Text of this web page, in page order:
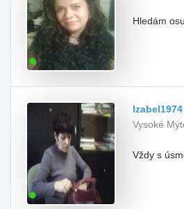
Hledám
Izabel1974
Vysoké
Vždy s